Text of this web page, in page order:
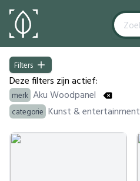
Filters
Filters
Deze filters zijn actief:
merk Aku Woodpanel
categorie Kunst & entertainment
Products